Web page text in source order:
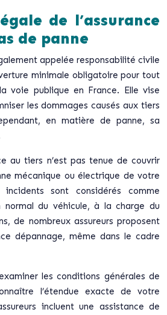
de l’assurance
de panne
appelée responsabilité civile
minimale obligatoire pour tout
voie publique en France. Elle vise
les dommages causés aux tiers
en matière de panne, sa
au tiers n’est pas tenue de couvrir
mécanique ou électrique de votre
sont considérés comme
normal du véhicule, à la charge du
de nombreux assureurs proposent
dépannage, même dans le cadre
lesconditions généralesde
l’étendue exacte de votre
incluent une assistance de